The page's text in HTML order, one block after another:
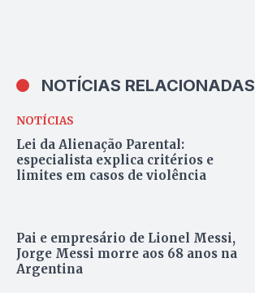
NOTÍCIAS RELACIONADAS
NOTÍCIAS
Lei da Alienação Parental:
especialista explica critérios e
limites em casos de violência
Pai e empresário de Lionel Messi,
Jorge Messi morre aos 68 anos na
Argentina